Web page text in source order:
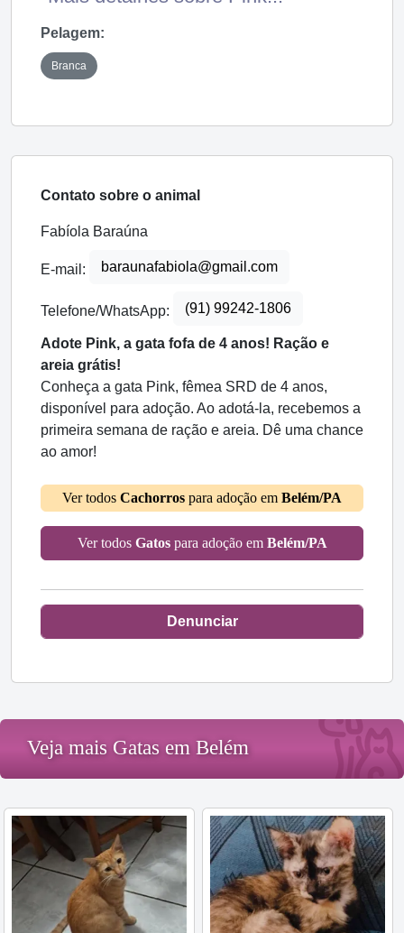
Pelagem:
Branca
Contato sobre o animal
Fabíola Baraúna
E-mail: baraunafabiola@gmail.com
Telefone/WhatsApp: (91) 99242-1806
Adote Pink, a gata fofa de 4 anos! Ração e
areia grátis!
Conheça a gata Pink, fêmea SRD de 4 anos,
disponível para adoção. Ao adotá-la, recebemos a
primeira semana de ração e areia. Dê uma chance
ao amor!
Ver todos Cachorros para adoção em Belém/PA
Ver todos Gatospara adoção em Belém/PA
Denunciar
Veja mais Gatas em Belém